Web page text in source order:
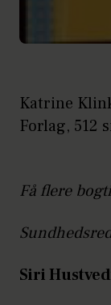
Katrine
Forlag, 512
Få flere
Siri